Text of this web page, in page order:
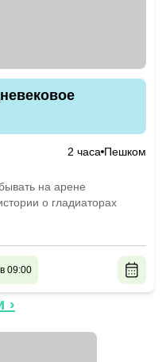
2 часа Пешком
на арене
о гладиаторах
в 09:00
›